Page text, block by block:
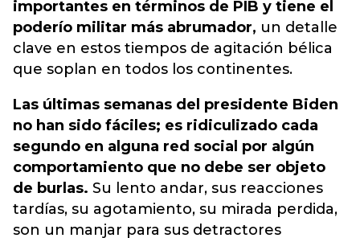
importantes en términos de PIB y tiene el
poderío militar más abrumador, un detalle
clave en estos tiempos de agitación bélica
que soplan en todos los continentes.
Las últimas semanas del presidente Biden
no han sido fáciles; es ridiculizado cada
segundo en alguna red social por algún
comportamiento que no debe ser objeto
de burlas. Su lento andar, sus reacciones
tardías, su agotamiento, su mirada perdida,
son un manjar para sus detractores